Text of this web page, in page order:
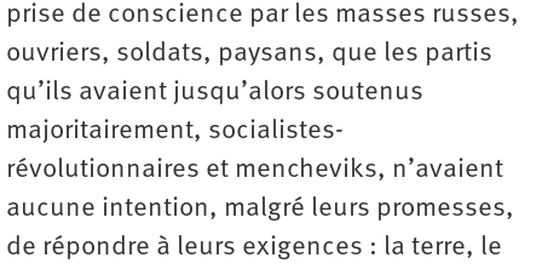
prise de conscience par les masses russes,
ouvriers, soldats, paysans, que les partis
qu’ils avaient jusqu’alors soutenus
majoritairement, socialistes-
révolutionnaires et mencheviks, n’avaient
aucune intention, malgré leurs promesses,
de répondre à leurs exigences : la terre, le